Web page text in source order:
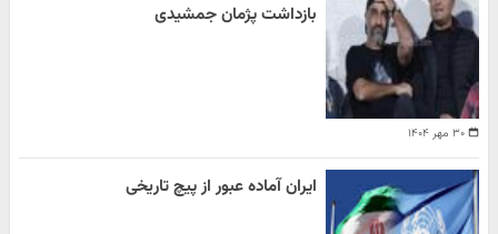
۳۰ مهر ۱۴۰۴
بازداشت پژمان جمشیدی
ایران آماده عبور از پیچ تاریخی